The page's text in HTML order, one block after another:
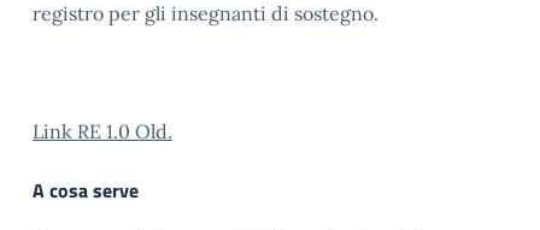
registro per gli insegnanti di sostegno.
Link RE 1.0 Old.
A cosa serve